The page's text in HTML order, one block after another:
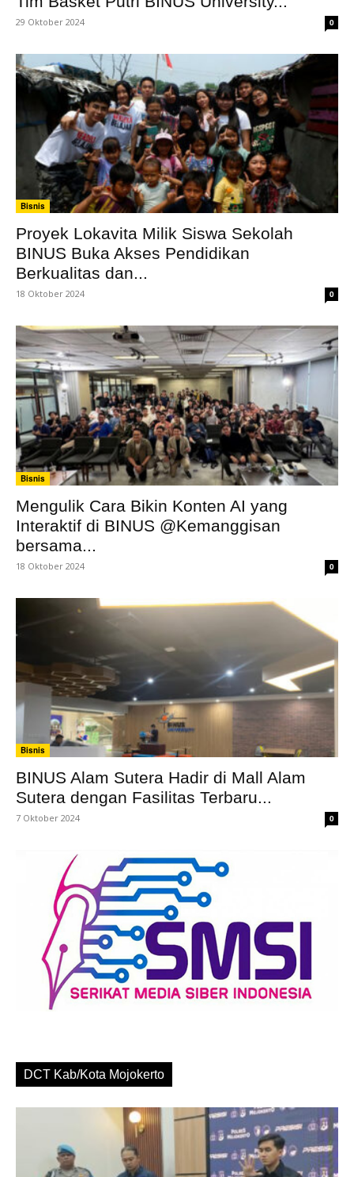
29 Oktober 2024 0
Bisnis
Proyek Lokavita Milik Siswa Sekolah
BINUS Buka Akses Pendidikan
Berkualitas dan...
18 Oktober 2024 0
Bisnis
Mengulik Cara Bikin Konten AI yang
Interaktif di BINUS @Kemanggisan
bersama...
18 Oktober 2024 0
Bisnis
BINUS Alam Sutera Hadir di Mall Alam
Sutera dengan Fasilitas Terbaru...
7 Oktober 2024 0
DCT Kab/Kota Mojokerto